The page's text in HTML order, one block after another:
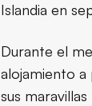
Islandia en
Durante el
alojamiento a
sus